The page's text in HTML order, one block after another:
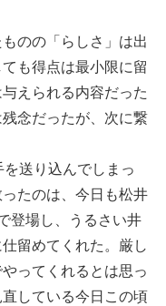
のの「らしさ」は出
も得点は最小限に留
えられる内容だった
念だったが、次に繋
送り込んでしまっ
たのは、今日も松井
登場し、うるさい井
留めてくれた。厳し
ってくれるとは思っ
している今日この頃